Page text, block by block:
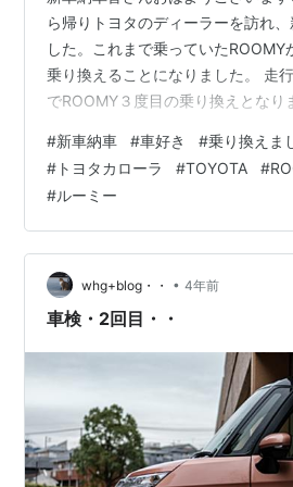
ら帰りトヨタのディーラーを訪れ
した。これまで乗っていたROOMY
乗り換えることになりました。 走
でROOMY３度目の乗り換えとなり
ロも満たしていませんでした。私は
るローンを利用しており、毎月ほぼ
新車に乗り換えるようにしています
り車を所有している限り、私はロ
必要がありますが、この方法によ
ことができ、また新車に乗るこ…
#新車納車 #車好き #乗り換えま
# トヨタカローラ #TOYOTA #
#ルーミー
whg+blog・・ • 4年前
車検・2回目・・